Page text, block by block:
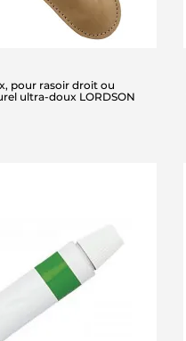
pour rasoir droit ou
ultra-doux LORDSON